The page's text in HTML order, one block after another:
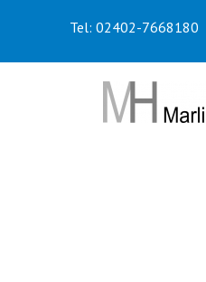
Tel: 02402-7668180